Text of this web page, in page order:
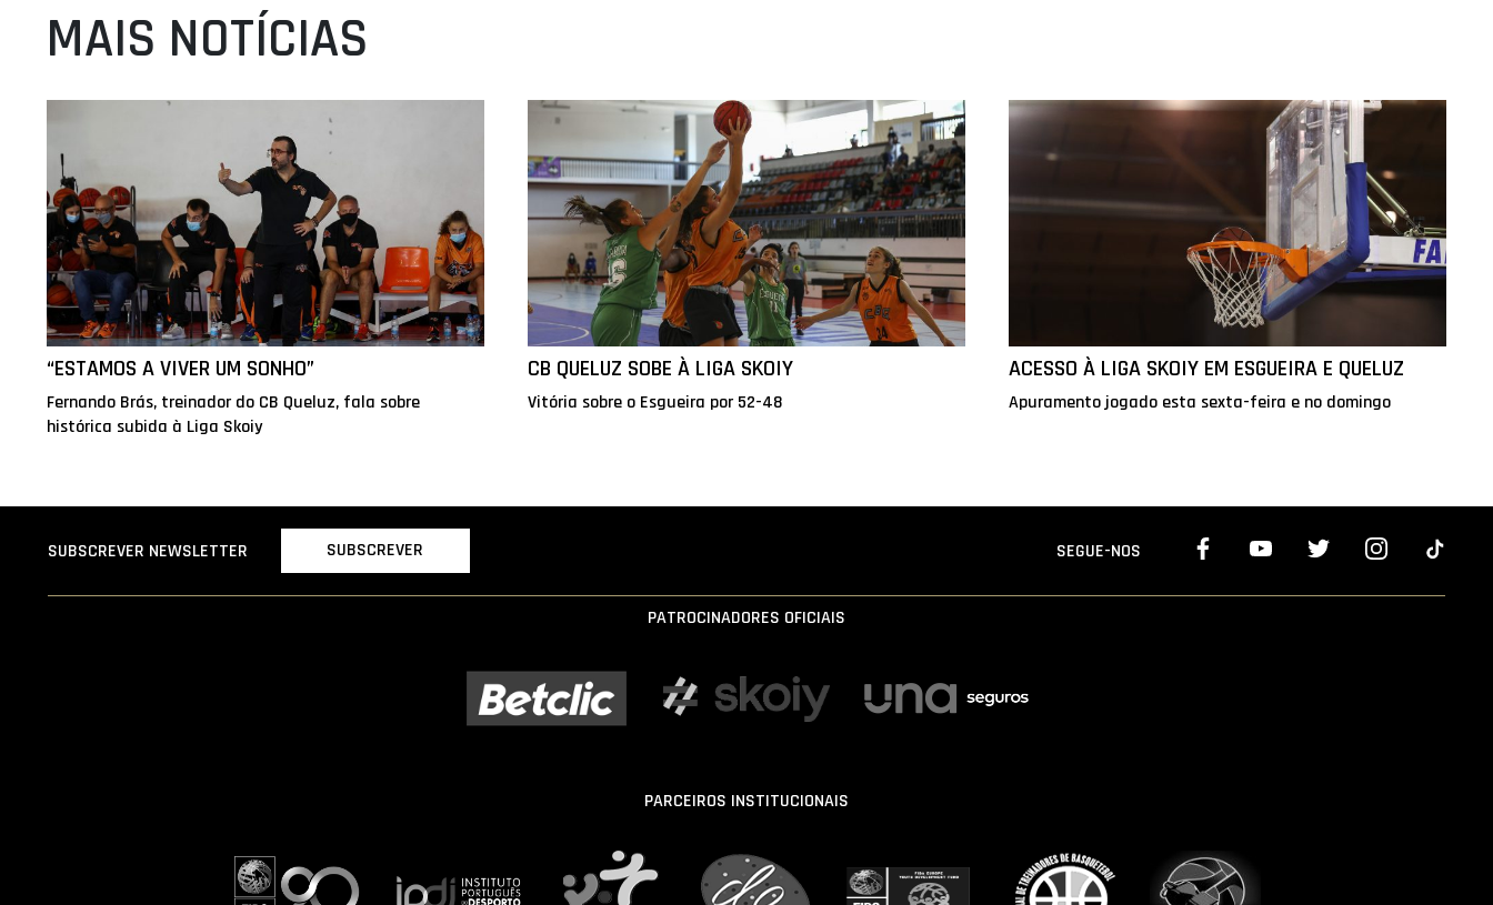
MAIS NOTÍCIAS
“ESTAMOS A VIVER UM SONHO”
Fernando Brás, treinador do CB Queluz, fala sobre
histórica subida à Liga Skoiy
CB QUELUZ SOBE À LIGA SKOIY
Vitória sobre o Esgueira por 52-48
ACESSO À LIGA SKOIY EM ESGUEIRA E QUELUZ
Apuramento jogado esta sexta-feira e no domingo
SUBSCREVER NEWSLETTER SUBSCREVER SEGUE-NOS
PATROCINADORES OFICIAIS
PARCEIROS INSTITUCIONAIS